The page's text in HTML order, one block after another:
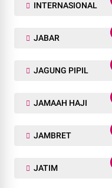
INTERNASIONAL
JABAR
JAGUNG PIPIL
JAMAAH HAJI
JAMBRET
JATIM